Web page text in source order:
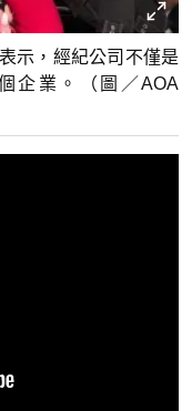
示，經紀公司不僅是
企業。（圖／AOA